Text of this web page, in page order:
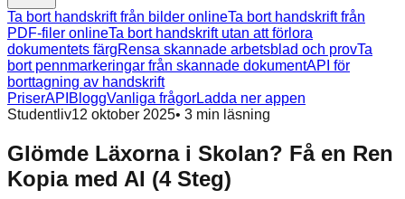
Ta bort handskrift från bilder onlineTa bort handskrift från
PDF-filer onlineTa bort handskrift utan att förlora
dokumentets färgRensa skannade arbetsblad och provTa
bort pennmarkeringar från skannade dokumentAPI för
borttagning av handskrift
PriserAPI BloggVanliga frågorLadda ner appen
Studentliv12 oktober 2025• 3 min läsning
Glömde Läxorna i Skolan? Få en Ren
Kopia med AI (4 Steg)